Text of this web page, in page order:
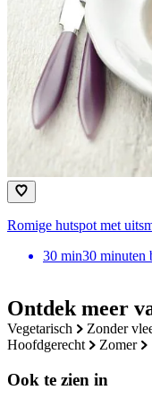
Ontdek meer
vegetarisch zonder
hoofdgerecht
zomer
Ook te zien in
Romige hutspot met
30 min30 minuten